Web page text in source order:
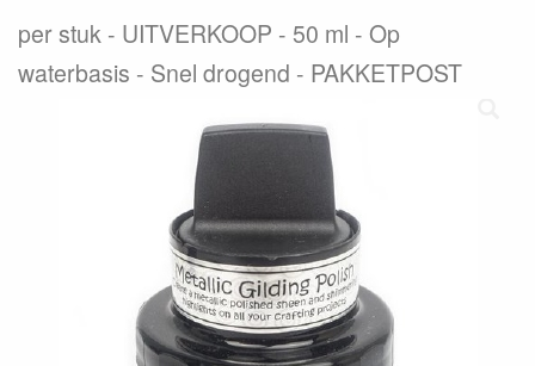
per stuk
UITVERKOOP - 50 ml - Op
waterbasis - Snel drogend - PAKKETPOST